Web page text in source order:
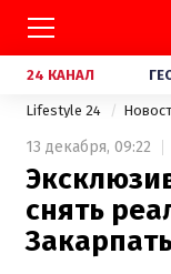
24 КАНАЛ
Lifestyle 24
13 декабря, 09:22
снять